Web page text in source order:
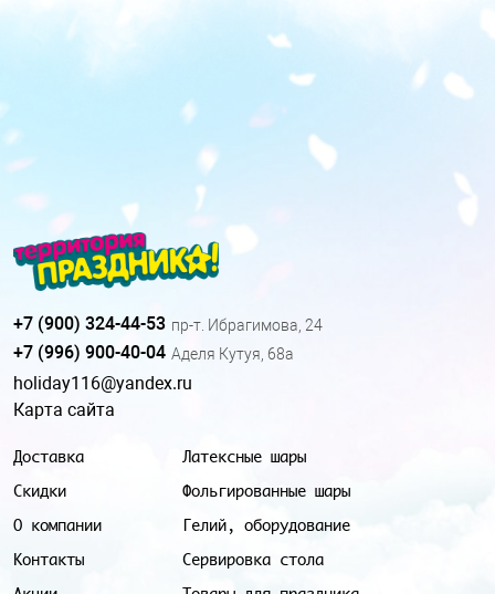
Доставка
Скидки
О компании
Контакты
Латексные шары
Фольгированные шары
Гелий, оборудование
Сервировка стола
+7 (900) 324-44-53 пр-т. Ибрагимова, 24
+7 (996) 900-40-04 Аделя Кутуя, 68а
holiday116@yandex.ru
Карта сайта